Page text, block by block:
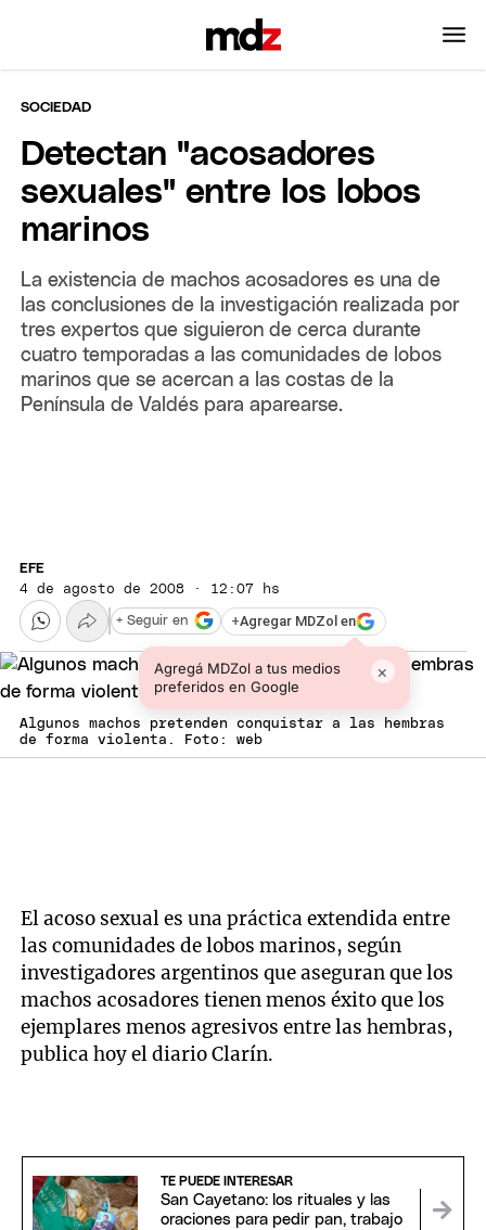
SOCIEDAD
Detectan "acosadores
sexuales" entre los lobos
marinos
La existencia de machos acosadores es una de
las conclusiones de la investigación realizada por
tres expertos que siguieron de cerca durante
cuatro temporadas a las comunidades de lobos
marinos que se acercan a las costas de la
Península de Valdés para aparearse.
EFE
4 de agosto de 2008 · 12:07 hs
+Agregar MDZol en
Agregá MDZol a tus medios
preferidos en Google
×
+ Seguir en
Algunos machos pretenden conquistar a las hembras
de forma violenta. Foto: web
El acoso sexual es una práctica extendida entre
las comunidades de lobos marinos, según
investigadores argentinos que aseguran que los
machos acosadores tienen menos éxito que los
ejemplares menos agresivos entre las hembras,
publica hoy el diario Clarín.
TE PUEDE INTERESAR
San Cayetano: los rituales y las
oraciones para pedir pan, trabajo